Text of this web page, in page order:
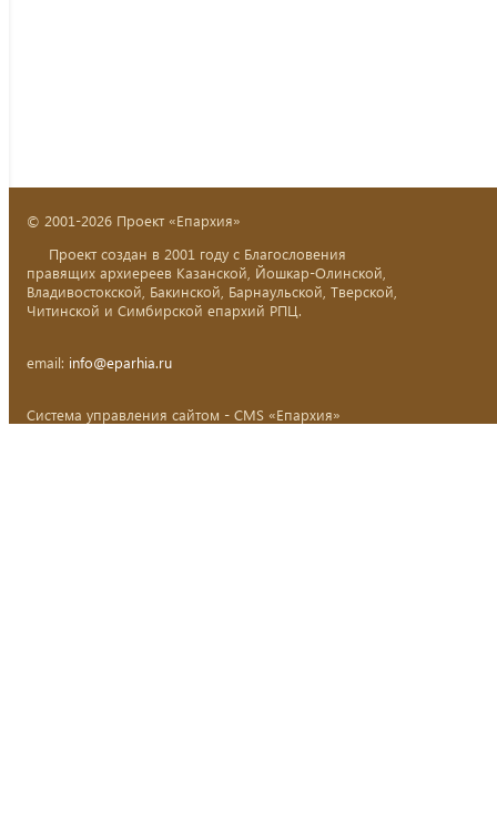
© 2001-2026 Проект «Епархия»
Проект создан в 2001 году с Благословения
правящих архиереев Казанской, Йошкар-Олинской,
Владивостокской, Бакинской, Барнаульской, Тверской,
Читинской и Симбирской епархий РПЦ.
email: info@eparhia.ru
Система управления сайтом - CMS «Епархия»